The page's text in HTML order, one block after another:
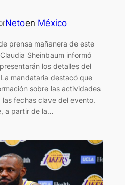
Netoen México
prensa mañanera de este
Sheinbaum informó
los detalles del
mandataria destacó que
sobre las actividades
fechas clave del evento.
a partir de la…